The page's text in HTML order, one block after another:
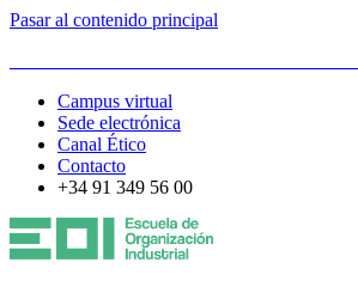
Pasar al contenido principal
Campus virtual
Sede electrónica
Canal Ético
Contacto
+34 91 349 56 00